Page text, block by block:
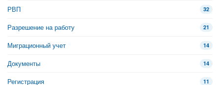
РВП 32
Разрешение на работу 21
Миграционный учет 14
Документы 14
Регистрация 11